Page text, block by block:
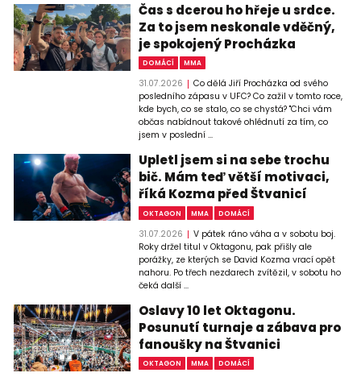
Čas s dcerou ho hřeje u srdce.
Za to jsem neskonale vděčný,
je spokojený Procházka
DOMÁCÍ MMA
31.07.2026
Co dělá Jiří Procházka od svého
posledního zápasu v UFC? Co zažil v tomto roce,
kde bych, co se stalo, co se chystá? "Chci vám
občas nabídnout takové ohlédnutí za tím, co
jsem v poslední ...
Upletl jsem si na sebe trochu
bič. Mám teď větší motivaci,
říká Kozma před Štvanicí
OKTAGON MMA DOMÁCÍ
31.07.2026
V pátek ráno váha a v sobotu boj.
Roky držel titul v Oktagonu, pak přišly ale
porážky, ze kterých se David Kozma vrací opět
nahoru. Po třech nezdarech zvítězil, v sobotu ho
čeká další ...
Oslavy 10 let Oktagonu.
Posunutí turnaje a zábava pro
fanoušky na Štvanici
OKTAGON MMA DOMÁCÍ